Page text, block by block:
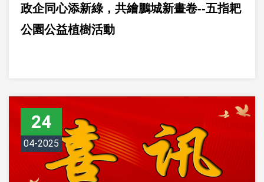
政企同心添新綠，共繪鵬城新畫卷--五指耙
公園公益植樹活動
24
04-2025